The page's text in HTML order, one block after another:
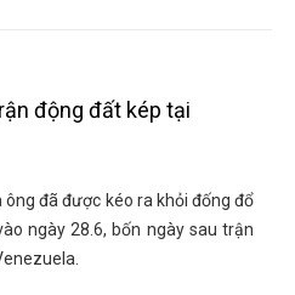
động đất kép tại
đã được kéo ra khỏi đống đổ
ngày 28.6, bốn ngày sau trận